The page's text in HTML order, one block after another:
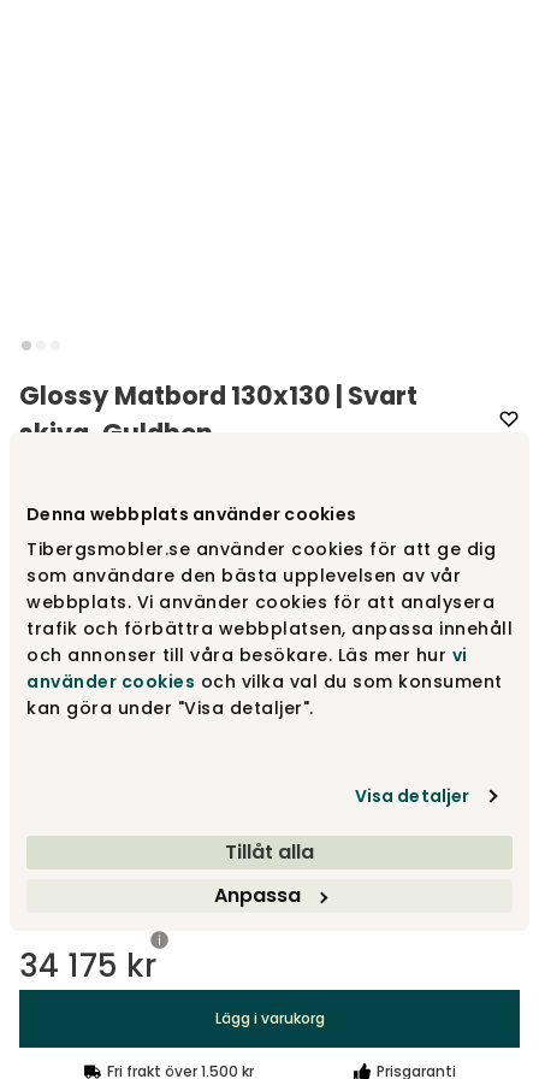
Denna webbplats använder cookies
Tibergsmobler.se använder cookies för att ge dig
som användare den bästa upplevelsen av vår
webbplats. Vi använder cookies för att analysera
trafik och förbättra webbplatsen, anpassa innehåll
och annonser till våra besökare. Läs mer hur vi
använder cookies och vilka val du som konsument
kan göra under "Visa detaljer".
Visa detaljer
Tillåt alla
Anpassa
Glossy Matbord 130x130 | Svart
skiva, Guldben
Välj utförandeSvart skiva , guldben
Svart skiva , guldben 34 175 kr
Svart skiva, kromben
Visa fler +1
34 175 kr
Lägg i varukorg
Fri frakt över 1.500 kr Prisgaranti